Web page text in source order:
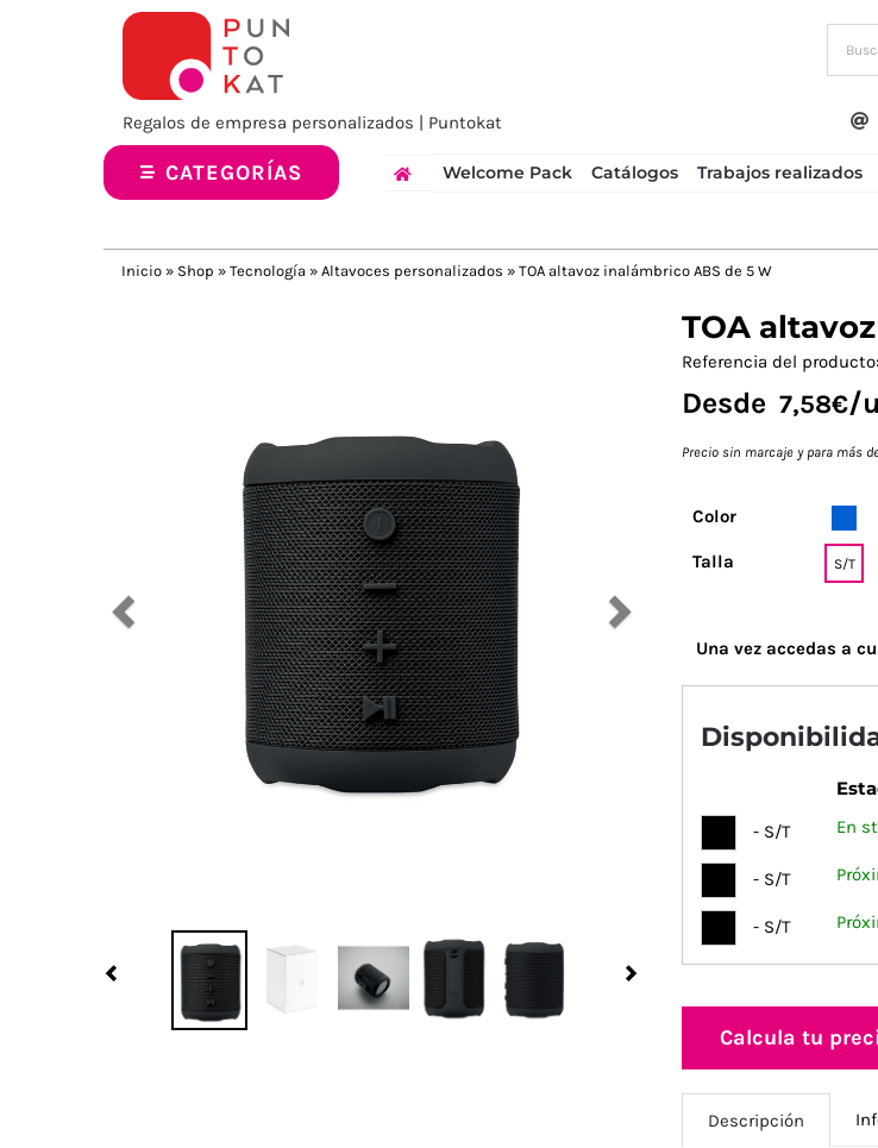
Regalos de empresa personalizados | Puntokat
CATEGORÍAS Welcome Pack Catálogos Trabajos realizados
Inicio » Shop » Tecnología » Altavoces personalizados » TOA altavoz inalámbrico ABS de 5 W
TOA
Referencia del producto:
Desde 7,58€/
Precio sin marcaje y para más
Color
Talla S/T
Una vez accedas a
- S/T En
- S/T
- S/T
Calcula tu
Descripción